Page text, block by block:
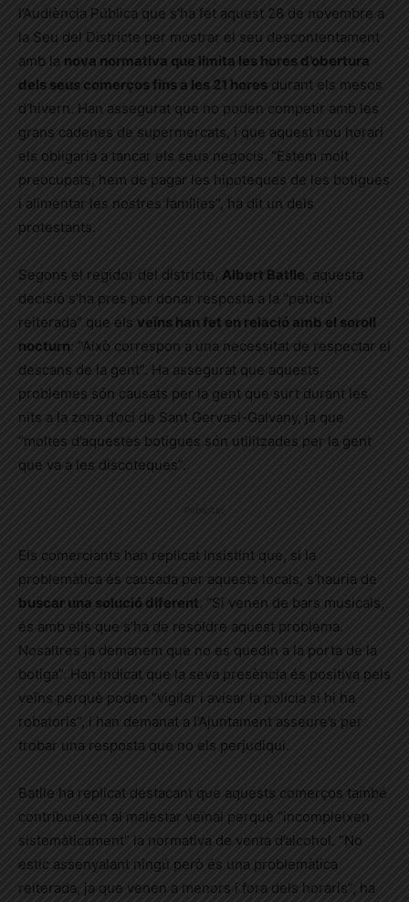
l’Audiència Pública que s’ha fet aquest 28 de novembre a
la Seu del Districte per mostrar el seu descontentament
amb la nova normativa que limita les hores d’obertura
dels seus comerços fins a les 21 hores durant els mesos
d’hivern. Han assegurat que no poden competir amb les
grans cadenes de supermercats, i que aquest nou horari
els obligaria a tancar els seus negocis. “Estem molt
preocupats, hem de pagar les hipoteques de les botigues
i alimentar les nostres famílies”, ha dit un dels
protestants.
Segons el regidor del districte, Albert Batlle , aquesta
decisió s’ha pres per donar resposta a la “petició
reiterada” que els veïns han fet en relació amb el soroll
nocturn: “Això correspon a una necessitat de respectar el
descans de la gent”. Ha assegurat que aquests
problemes són causats per la gent que surt durant les
nits a la zona d’oci de Sant Gervasi-Galvany, ja que
“moltes d’aquestes botigues són utilitzades per la gent
que va a les discoteques”.
Els comerciants han replicat insistint que, si la
problemàtica és causada per aquests locals, s’hauria de
buscar una solució diferent. “Si venen de bars musicals,
és amb ells que s’ha de resoldre aquest problema.
Nosaltres ja demanem que no es quedin a la porta de la
botiga”. Han indicat que la seva presència és positiva pels
veïns perquè poden “vigilar i avisar la policia si hi ha
robatoris”, i han demanat a l’Ajuntament asseure’s per
trobar una resposta que no els perjudiqui.
Batlle ha replicat destacant que aquests comerços també
contribueixen al malestar veïnal perquè “incompleixen
sistemàticament” la normativa de venta d’alcohol. “No
estic assenyalant ningú però és una problemàtica
reiterada, ja que venen a menors i fora dels horaris”, ha